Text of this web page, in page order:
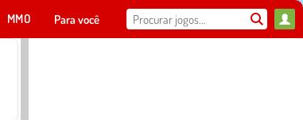
MMO Para você